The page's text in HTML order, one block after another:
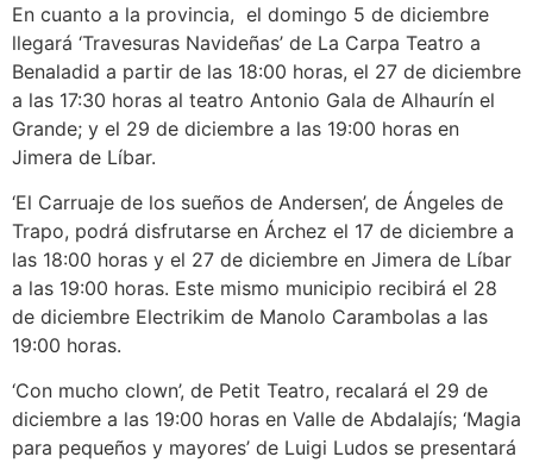
En cuanto a la provincia, el domingo 5 de diciembre
llegará ‘Travesuras Navideñas’ de La Carpa Teatro a
Benaladid a partir de las 18:00 horas, el 27 de diciembre
a las 17:30 horas al teatro Antonio Gala de Alhaurín el
Grande; y el 29 de diciembre a las 19:00 horas en
Jimera de Líbar.
‘El Carruaje de los sueños de Andersen’, de Ángeles de
Trapo, podrá disfrutarse en Árchez el 17 de diciembre a
las 18:00 horas y el 27 de diciembre en Jimera de Líbar
a las 19:00 horas. Este mismo municipio recibirá el 28
de diciembre Electrikim de Manolo Carambolas a las
19:00 horas.
‘Con mucho clown’, de Petit Teatro, recalará el 29 de
diciembre a las 19:00 horas en Valle de Abdalajís; ‘Magia
para pequeños y mayores’ de Luigi Ludos se presentará